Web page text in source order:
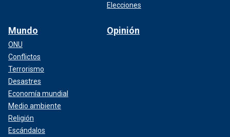
Elecciones
Mundo
ONU
Conflictos
Terrorismo
Desastres
Economía mundial
Medio ambiente
Religión
Escándalos
Opinión